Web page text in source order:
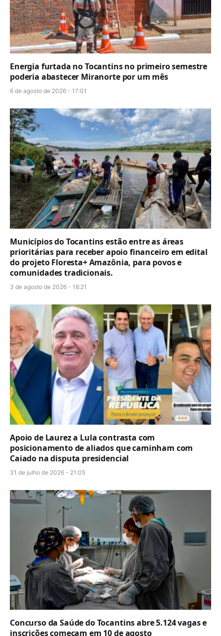
Energia furtada no Tocantins no primeiro semestre
poderia abastecer Miranorte por um mês
6 de agosto de 2026 - 17:01
Municípios do Tocantins estão entre as áreas
prioritárias para receber apoio financeiro em edital
do projeto Floresta+ Amazônia, para povos e
comunidades tradicionais.
3 de agosto de 2026 - 18:21
Apoio de Laurez a Lula contrasta com
posicionamento de aliados que caminham com
Caiado na disputa presidencial
31 de julho de 2026 - 21:05
Concurso da Saúde do Tocantins abre 5.124 vagas e
inscrições começam em 10 de agosto